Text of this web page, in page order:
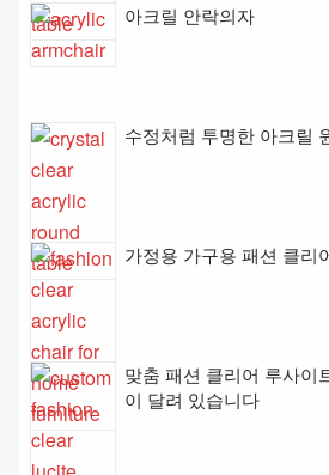
아크릴 안락의자
수정처럼 투명한 아크릴
가정용 가구용 패션 클리
맞춤 패션 클리어 루사이
이 달려 있습니다